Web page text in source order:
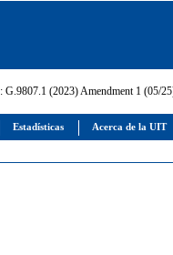
Estadísticas Acerca de la UIT
: G.9807.1 (2023) Amendment 1 (05/